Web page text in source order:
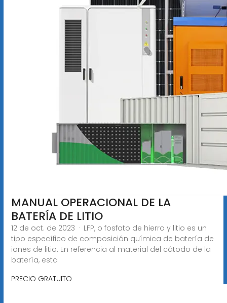
MANUAL OPERACIONAL DE LA
BATERÍA DE LITIO
12 de oct. de 2023 · LFP, o fosfato de hierro y litio es un
tipo específico de composición química de batería de
iones de litio. En referencia al material del cátodo de la
batería, esta
PRECIO GRATUITO